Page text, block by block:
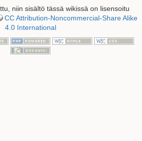
niin sisältö tässä wikissä on lisensoitu
CC Attribution-Noncommercial-Share Alike
4.0 International